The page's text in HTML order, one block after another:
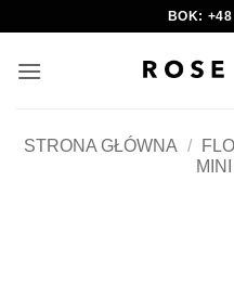
content
BOK:
STRONA GŁÓWNA /